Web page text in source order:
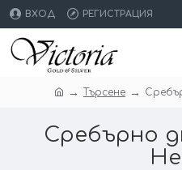
ВХОД РЕГИСТРАЦИЯ
Търсене
Сребърно